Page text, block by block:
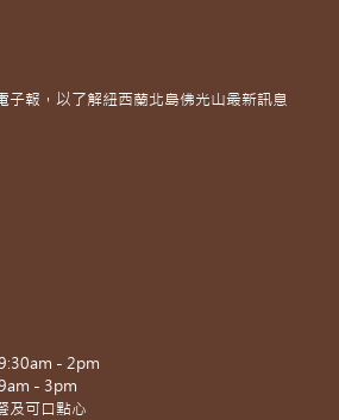
子報，以了解紐西蘭北島佛光山最新訊息
- 2pm
- 3pm
及可口點心